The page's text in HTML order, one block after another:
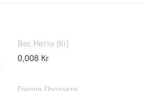
Вес Нетто (Кг)
0,008 Кг